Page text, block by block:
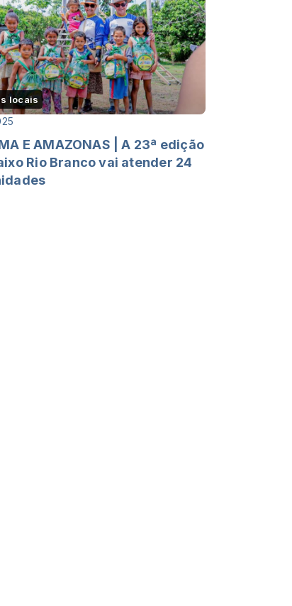
locais
E AMAZONAS | A 23ª edição
Rio Branco vai atender 24